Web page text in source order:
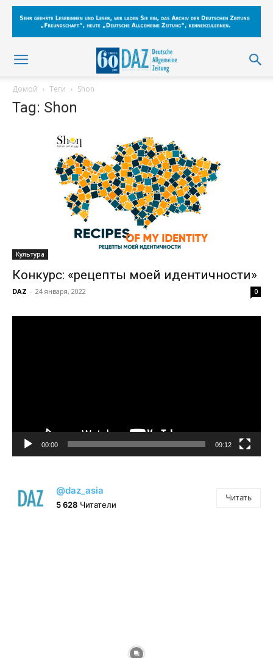
Домой Теги Shon
Tag: Shon
Культура
Конкурс: «рецепты моей идентичности»
DAZ - 24 января, 2022 0
00:00 09:12
@daz_asia
5 628 Читатели
Читать